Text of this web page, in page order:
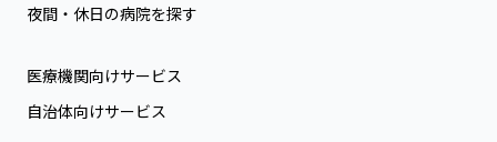
夜間・休日の病院を探す
医療機関向けサービス
自治体向けサービス